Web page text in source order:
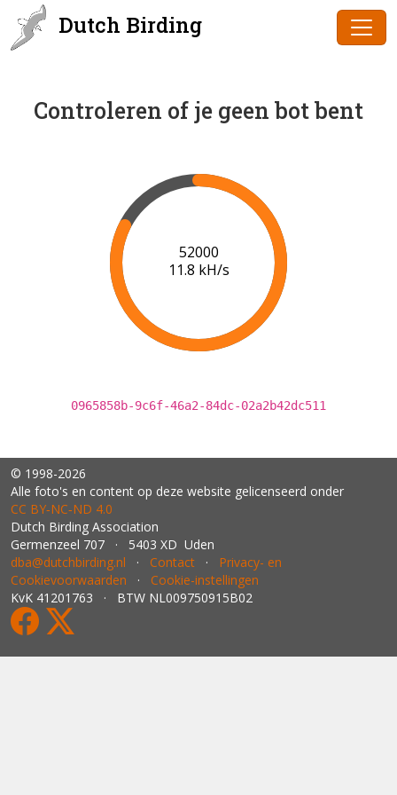
Dutch Birding
Controleren of je geen bot bent
54000
11.9 kH/s
0965858b-9c6f-46a2-84dc-02a2b42dc511
© 1998-2026
Alle foto's en content op deze website gelicenseerd onder
CC BY‑NC‑ND 4.0
Dutch Birding Association
Germenzeel 707 · 5403 XD Uden
dba@dutchbirding.nl · Contact · Privacy- en
Cookievoorwaarden · Cookie-instellingen
KvK 41201763 · BTW NL009750915B02